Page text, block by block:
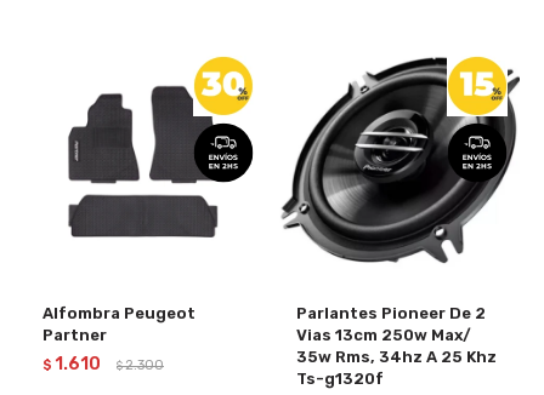
Alfombra Peugeot
Partner
$ 1.610 $ 2.300
Parlantes Pioneer De 2
Vias 13cm 250w Max/
35w Rms, 34hz A 25 Khz
Ts-g1320f